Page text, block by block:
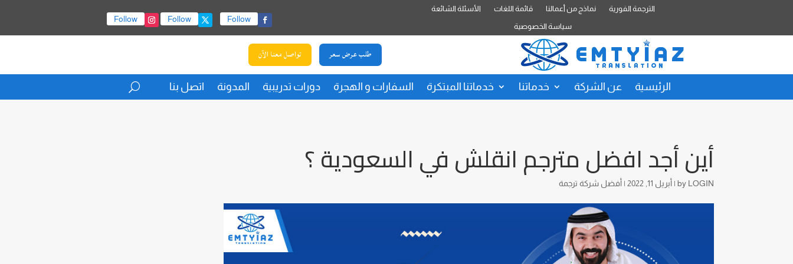
Follow
Follow
Follow
الترجمة الفورية نماذج من أعمالنا قائمة اللغات
الأسئلة الشائعة
سياسة الخصوصية
طلب عرض سعر تواصل معنا الآن
الرئيسية عن الشركة خدماتنا خدماتنا المبتكرة السفارات و الهجرة دورات تدريبية المدونة اتصل بنا
أين أجد افضل مترجم انقلش في السعودية ؟
by LOGIN
| أبريل 11, 2022 | أفضل شركة ترجمة